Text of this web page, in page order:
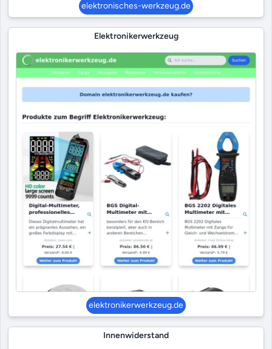
elektronisches-werkzeug.de
Elektronikerwerkzeug
elektronikerwerkzeug.de
Innenwiderstand